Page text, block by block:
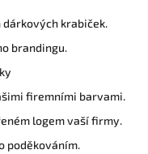
krabiček.
brandingu.
firemními barvami.
logem vaší firmy.
poděkováním.